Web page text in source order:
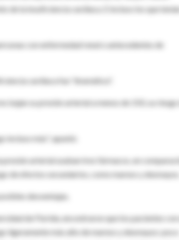
de la insuficiencia cardiaca. E incluso los que
con enfermedad renal o antecedentes de
cardiaca fue "dramática".
bajan su presión arterial a menos de 150, su riesgo
incluso más", apuntó.
arterial usaban tres fármacos, en
de efectos secundarios, como mareos y desmayos.
desventajas.
de Florida, encontraron que los pacientes con
ligeramente más alto de mareos y desmayos: poco